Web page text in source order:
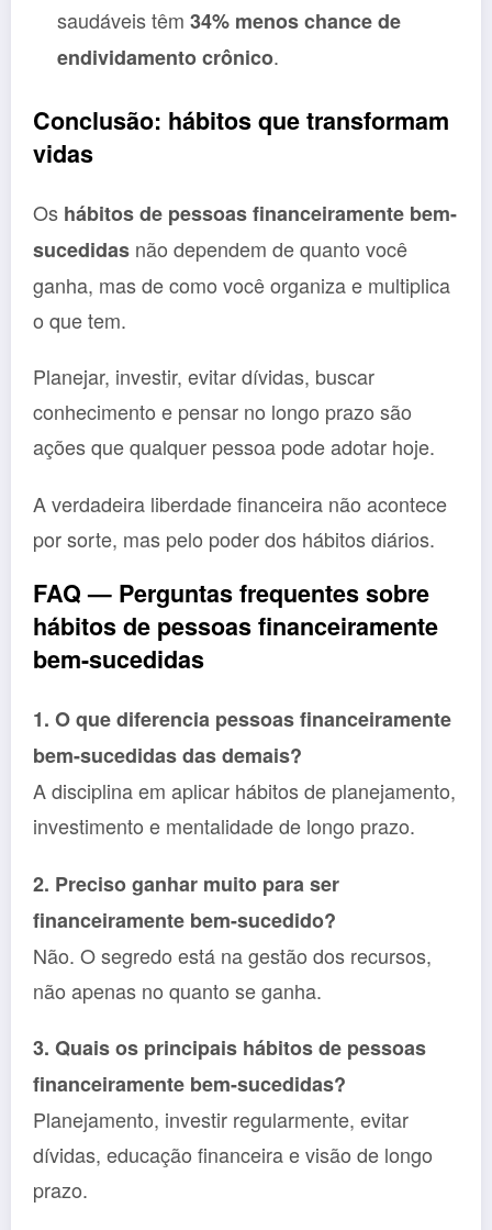
saudáveis têm 34% menos chance de
endividamento crônico.
Conclusão: hábitos que transformam
vidas
Os hábitos de pessoas financeiramente bem-
sucedidas não dependem de quanto você
ganha, mas de como você organiza e multiplica
o que tem.
Planejar, investir, evitar dívidas, buscar
conhecimento e pensar no longo prazo são
ações que qualquer pessoa pode adotar hoje.
A verdadeira liberdade financeira não acontece
por sorte, mas pelo poder dos hábitos diários.
FAQ — Perguntas frequentes sobre
hábitos de pessoas financeiramente
bem-sucedidas
1. O que diferencia pessoas financeiramente
bem-sucedidas das demais?
A disciplina em aplicar hábitos de planejamento,
investimento e mentalidade de longo prazo.
2. Preciso ganhar muito para ser
financeiramente bem-sucedido?
Não. O segredo está na gestão dos recursos,
não apenas no quanto se ganha.
3. Quais os principais hábitos de pessoas
financeiramente bem-sucedidas?
Planejamento, investir regularmente, evitar
dívidas, educação financeira e visão de longo
prazo.